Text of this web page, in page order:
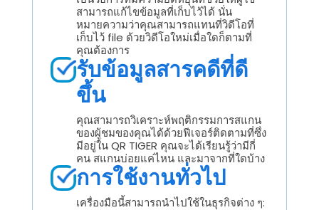
สามารถแก้ไขข้อมูลที่เก็บไว้ได้ นั่น
หมายความว่าคุณสามารถแทนที่วิดีโอที่
เก็บไว้ file ด้วยวิดีโอใหม่เมื่อใดก็ตามที่
คุณต้องการ
รับข้อมูลสารคดีที่ดี
ขึ้น
คุณสามารถวิเคราะห์พฤติกรรมการสแกน
ของผู้ชมของคุณได้ด้วยฟีเจอร์ติดตามที่ซึ่ง
มีอยู่ใน QR TIGER คุณจะได้เรียนรู้ว่ามีกี่
คน สแกนบ่อยแค่ไหน และมาจากที่ใดบ้าง
การใช้งานทั่วไป
เครื่องมือนี้สามารถนำไปใช้ในธุรกิจต่าง ๆ: